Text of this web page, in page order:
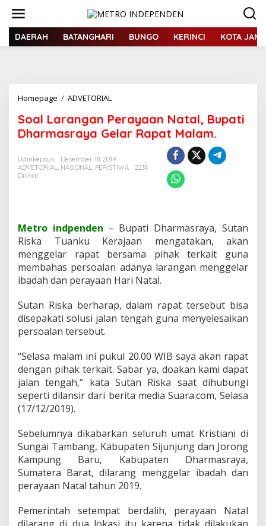
t
DAERAH BATANGHARI BUNGO KERINCI KOTA
Homepage / ADVETORIAL
a
l
L
r
a
P
e
r
a
y
a
n
N
a
l
,
B
u
p
i
D
h
r
m
r
Soal Larangan Perayaan Natal, Bupati
Dharmasraya Gelar Rapat Malam.
Udinkepsuk
Desember 18, 2019
ADVETORIAL, NASIONAL, PERISTIWA
2231
Dilihat
Metro indpenden – Bupati Dharmasraya, Sutan
Riska Tuanku Kerajaan mengatakan, akan
menggelar rapat bersama pihak terkait guna
membahas persoalan adanya larangan menggelar
ibadah dan perayaan Hari Natal.
Sutan Riska berharap, dalam rapat tersebut bisa
disepakati solusi jalan tengah guna menyelesaikan
persoalan tersebut.
“Selasa malam ini pukul 20.00 WIB saya akan rapat
dengan pihak terkait. Sabar ya, doakan kami dapat
jalan tengah,” kata Sutan Riska saat dihubungi
seperti dilansir dari berita media Suara.com, Selasa
(17/12/2019).
Sebelumnya dikabarkan seluruh umat Kristiani di
Sungai Tambang, Kabupaten Sijunjung dan Jorong
Kampung Baru, Kabupaten Dharmasraya,
Sumatera Barat, dilarang menggelar ibadah dan
perayaan Natal tahun 2019.
Pemerintah setempat berdalih, perayaan Natal